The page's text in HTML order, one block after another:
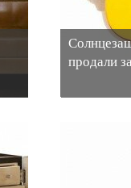
продали